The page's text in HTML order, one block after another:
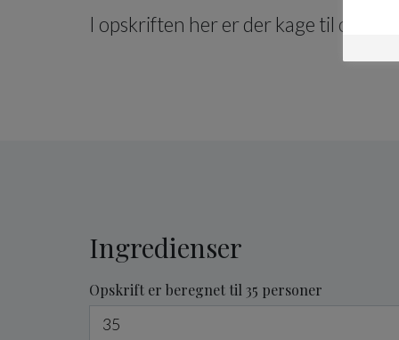
I opskriften her er der kage til ca.
Ingredienser
Opskrift er beregnet til 35 personer